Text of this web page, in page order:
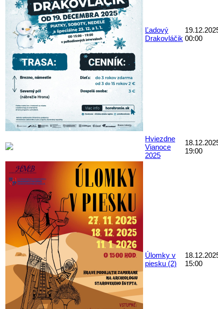
Ľadový
Drakovláčik 00:00
Hviezdne
Vianoce
2025
19:00
Úlomky v
piesku (2)
15:00